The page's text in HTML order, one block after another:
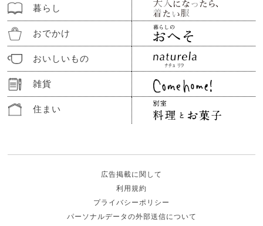
暮らし
おでかけ
おいしいもの
雑貨
住まい
広告掲載に関して
利用規約
プライバシーポリシー
パーソナルデータの外部送信について